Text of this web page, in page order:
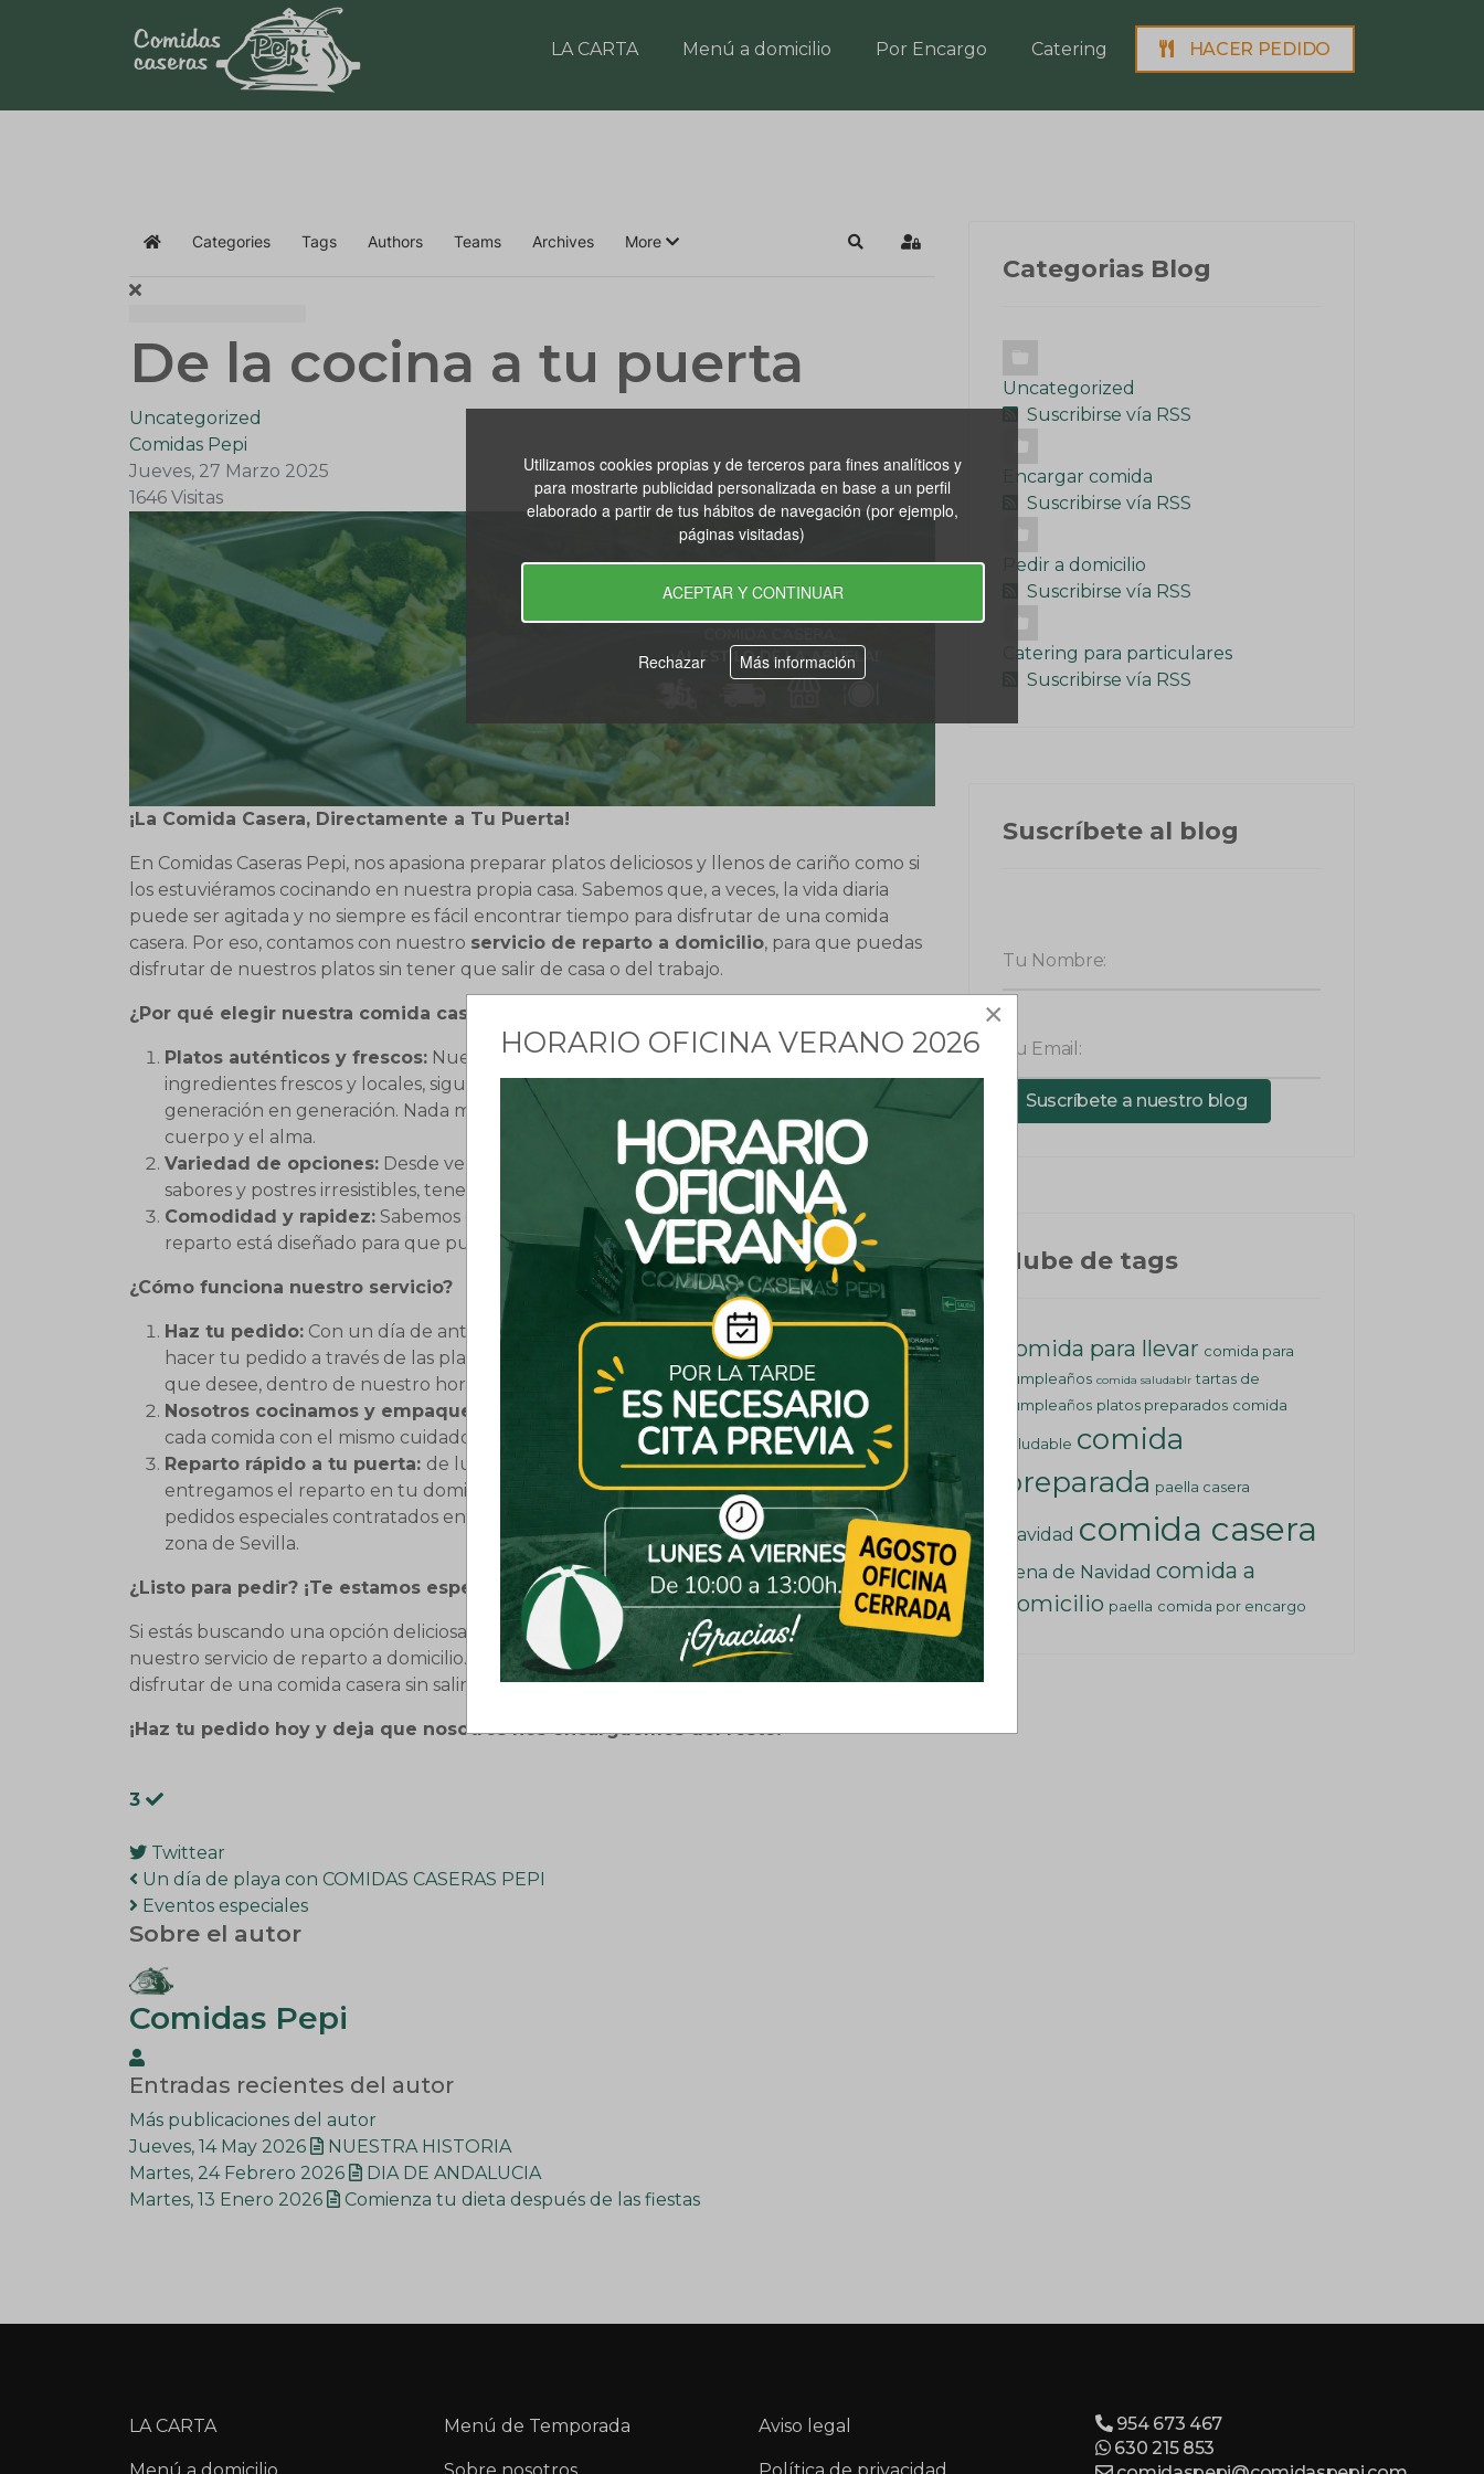
Utilizamos cookies propias y de terceros para fines analíticos y
para mostrarte publicidad personalizada en base a un perfil
elaborado a partir de tus hábitos de navegación (por ejemplo,
páginas visitadas)
ACEPTAR Y CONTINUAR
Rechazar Más información
LA CARTA Menú a domicilio Por Encargo Catering HACER PEDIDO
Home Categories Tags Authors Teams Archives More Search Sign In
De la cocina a tu puerta
Uncategorized
Comidas Pepi
Jueves, 27 Marzo 2025
1646 Visitas
¡La Comida Casera, Directamente a Tu Puerta!
En Comidas Caseras Pepi, nos apasiona preparar platos deliciosos y llenos de cariño como si
los estuviéramos cocinando en nuestra propia casa. Sabemos que, a veces, la vida diaria
puede ser agitada y no siempre es fácil encontrar tiempo para disfrutar de una comida
casera. Por eso, contamos con nuestro servicio de reparto a domicilio, para que puedas
disfrutar de nuestros platos sin tener que salir de casa o del trabajo.
¿Por qué elegir nuestra comida casera?
Platos auténticos y frescos: Nuestros cocineros/as preparan cada plato con
ingredientes frescos y locales, siguiendo recetas tradicionales que nos han pasado de
generación en generación. Nada mejor que una comida casera para alimentar el
cuerpo y el alma.
Variedad de opciones: Desde verduras, carnes, pescados, hasta guisos llenos de
sabores y postres irresistibles, tenemos algo para todos los gustos.
Comodidad y rapidez: Sabemos que tu tiempo es valioso. Por eso, nuestro servicio de
reparto está diseñado para que puedas disfrutar de nuestra comida sin complicaciones.
¿Cómo funciona nuestro servicio?
Haz tu pedido: Con un día de antelación, llamando al 954673467. También puedes
hacer tu pedido a través de las plataformas; glovo, Just eat y uber eats en el momento
que desee, dentro de nuestro horario laboral.
Nosotros cocinamos y empaquetamos con amor:Nuestros cocineros/as preparan
cada comida con el mismo cuidado y atención que pondrías tú al cocinar en casa.
Reparto rápido a tu puerta: de lunes a viernes en horario de mañana 11-14H
entregamos el reparto en tu domicilio sin hora exacta. Sábados y Domingos bajo
pedidos especiales contratados en nuestra oficina. Cobramos porte dependiendo la
zona de Sevilla.
¿Listo para pedir? ¡Te estamos esperando!
Si estás buscando una opción deliciosa y fácil para tu comida del día, no dudes en probar
nuestro servicio de reparto a domicilio. Con Comidas Caseras Pepi tendrás la comodidad de
disfrutar de una comida casera sin salir de casa y sin tener que ensuciar tu cocina.
¡Haz tu pedido hoy y deja que nosotros nos encarguemos del resto!
3
Twittear
pinterest
Un día de playa con COMIDAS CASERAS PEPI
Eventos especiales
Sobre el autor
Comidas Pepi
Comidas
Pepi
Entradas recientes del autor
Más publicaciones del autor
Jueves, 14 May 2026
NUESTRA HISTORIA
Martes, 24 Febrero 2026
DIA DE ANDALUCIA
Martes, 13 Enero 2026
Comienza tu dieta después de las fiestas
Categorias Blog
Uncategorized
Suscribirse vía RSS
Encargar comida
Suscribirse vía RSS
Pedir a domicilio
Suscribirse vía RSS
Catering para particulares
Suscribirse vía RSS
Suscríbete al blog
Tu Nombre:
Tu Email:
Suscríbete a nuestro blog
Nube de tags
comida para llevar comida para
cumpleaños comida saludablr tartas de
cumpleaños platos preparados comida
saludable comida
preparada paella casera
Navidad comida casera
Cena de Navidad comida a
domicilio paella comida por encargo
LA CARTA Menú de Temporada Aviso legal
954 673 467
630 215 853
×
HORARIO OFICINA VERANO 2026